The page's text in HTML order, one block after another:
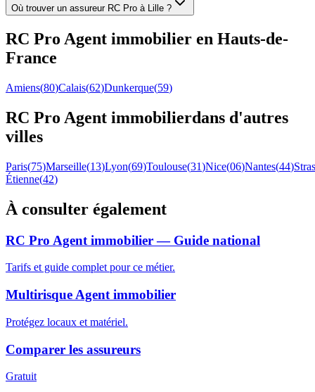
Où trouver un assureur RC Pro à Lille ?
RC Pro Agent immobilier en Hauts-de-
France
Amiens(80)Calais(62)Dunkerque(59)
RC Pro Agent immobilierdans d'autres
villes
Paris(75)Marseille(13)Lyon(69)Toulouse(31)Nice(06)Nantes(44)
Étienne(42)
À consulter également
RC Pro Agent immobilier — Guide national
Tarifs et guide complet pour ce métier.
Multirisque Agent immobilier
Protégez locaux et matériel.
Comparer les assureurs
Gratuit